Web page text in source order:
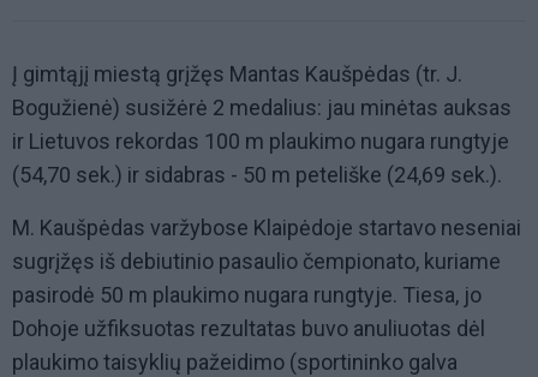
Į gimtąjį miestą grįžęs Mantas Kaušpėdas (tr. J.
Bogužienė) susižėrė 2 medalius: jau minėtas auksas
ir Lietuvos rekordas 100 m plaukimo nugara rungtyje
(54,70 sek.) ir sidabras - 50 m peteliške (24,69 sek.).
M. Kaušpėdas varžybose Klaipėdoje startavo neseniai
sugrįžęs iš debiutinio pasaulio čempionato, kuriame
pasirodė 50 m plaukimo nugara rungtyje. Tiesa, jo
Dohoje užfiksuotas rezultatas buvo anuliuotas dėl
plaukimo taisyklių pažeidimo (sportininko galva